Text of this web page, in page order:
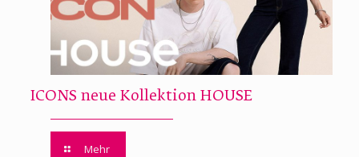
ICONS neue Kollektion HOUSE
Mehr